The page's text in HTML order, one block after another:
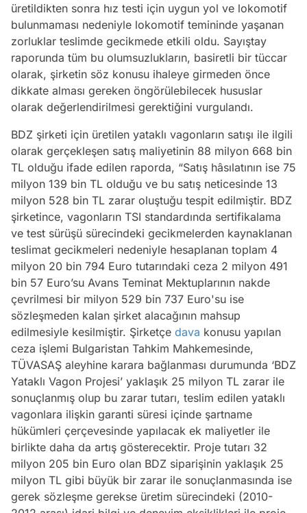
üretildikten sonra hız testi için uygun yol ve lokomotif
bulunmaması nedeniyle lokomotif temininde yaşanan
zorluklar teslimde gecikmede etkili oldu. Sayıştay
raporunda tüm bu olumsuzlukların, basiretli bir tüccar
olarak, şirketin söz konusu ihaleye girmeden önce
dikkate alması gereken öngörülebilecek hususlar
olarak değerlendirilmesi gerektiğini vurgulandı.
BDZ şirketi için üretilen yataklı vagonların satışı ile ilgili
olarak gerçekleşen satış maliyetinin 88 milyon 668 bin
TL olduğu ifade edilen raporda, “Satış hâsılatının ise 75
milyon 139 bin TL olduğu ve bu satış neticesinde 13
milyon 528 bin TL zarar oluştuğu tespit edilmiştir. BDZ
şirketince, vagonların TSI standardında sertifikalama
ve test sürüşü sürecindeki gecikmelerden kaynaklanan
teslimat gecikmeleri nedeniyle hesaplanan toplam 4
milyon 20 bin 794 Euro tutarındaki ceza 2 milyon 491
bin 57 Euro’su Avans Teminat Mektuplarının nakde
çevrilmesi bir milyon 529 bin 737 Euro'su ise
sözleşmeden kalan şirket alacağının mahsup
edilmesiyle kesilmiştir. Şirketçe dava konusu yapılan
ceza işlemi Bulgaristan Tahkim Mahkemesinde,
TÜVASAŞ aleyhine karara bağlanması durumunda ‘BDZ
Yataklı Vagon Projesi’ yaklaşık 25 milyon TL zarar ile
sonuçlanmış olup bu zarar tutarı, teslim edilen yataklı
vagonlara ilişkin garanti süresi içinde şartname
hükümleri çerçevesinde yapılacak ek maliyetler ile
birlikte daha da artış gösterecektir. Proje tutarı 32
milyon 205 bin Euro olan BDZ siparişinin yaklaşık 25
milyon TL gibi büyük bir zarar ile sonuçlanmasında ise
gerek sözleşme gerekse üretim sürecindeki (2010-